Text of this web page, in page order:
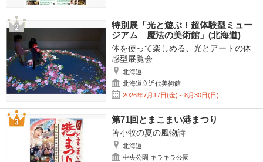
特別展「光と遊ぶ！超体験型ミュー
ジアム 魔法の美術館」(北海道)
体を使って楽しめる、光とアートの体
感型展覧会
北海道
北海道立近代美術館
2026年7月17日(金)～8月30日(日)
第71回とまこまい港まつり
苫小牧の夏の風物詩
北海道
中央公園 キラキラ公園